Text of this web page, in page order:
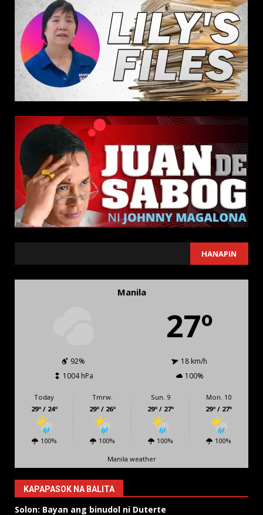
HANAPIN
Manila
27º
92%
18 km/h
1004 hPa
100%
Today
29º / 24º
100%
Tmrw.
29º / 26º
100%
Sun. 9
29º / 27º
100%
Mon. 10
29º / 27º
100%
Manila weather
KAPAPASOK NA BALITA
Solon: Bayan ang binudol ni Duterte